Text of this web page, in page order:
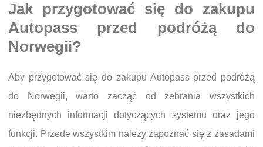
Jak przygotować się do zakupu
Autopass przed podróżą do
Norwegii?
Aby przygotować się do zakupu Autopass przed podróżą
do Norwegii, warto zacząć od zebrania wszystkich
niezbędnych informacji dotyczących systemu oraz jego
funkcji. Przede wszystkim należy zapoznać się z zasadami